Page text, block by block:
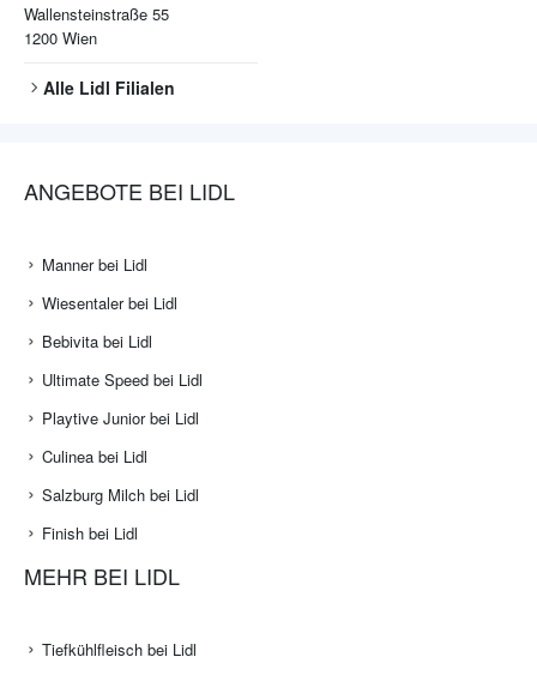
Wallensteinstraße 55
1200 Wien
Alle Lidl Filialen
ANGEBOTE BEI LIDL
Manner bei Lidl
Wiesentaler bei Lidl
Bebivita bei Lidl
Ultimate Speed bei Lidl
Playtive Junior bei Lidl
Culinea bei Lidl
Salzburg Milch bei Lidl
Finish bei Lidl
MEHR BEI LIDL
Tiefkühlfleisch bei Lidl